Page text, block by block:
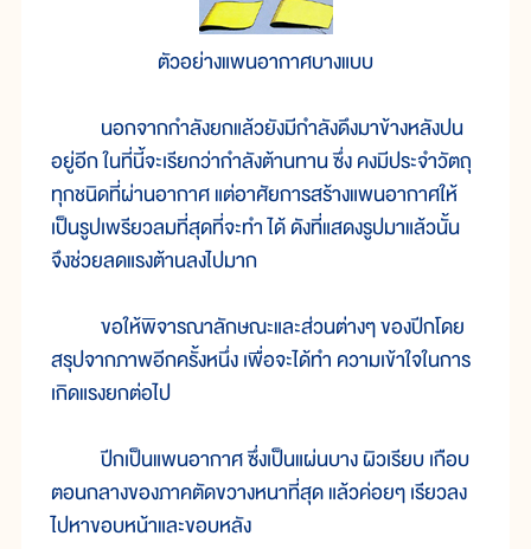
ตัวอย่างแพนอากาศบางแบบ
นอกจากกำลังยกแล้วยังมีกำลังดึงมาข้างหลังปน
อยู่อีก ในที่นี้จะเรียกว่ากำลังต้านทาน ซึ่ง คงมีประจำวัตถุ
ทุกชนิดที่ผ่านอากาศ แต่อาศัยการสร้างแพนอากาศให้
เป็นรูปเพรียวลมที่สุดที่จะทำ ได้ ดังที่แสดงรูปมาแล้วนั้น
จึงช่วยลดแรงต้านลงไปมาก
ขอให้พิจารณาลักษณะและส่วนต่างๆ ของปีกโดย
สรุปจากภาพอีกครั้งหนึ่ง เพื่อจะได้ทำ ความเข้าใจในการ
เกิดแรงยกต่อไป
ปีกเป็นแพนอากาศ ซึ่งเป็นแผ่นบาง ผิวเรียบ เกือบ
ตอนกลางของภาคตัดขวางหนาที่สุด แล้วค่อยๆ เรียวลง
ไปหาขอบหน้าและขอบหลัง